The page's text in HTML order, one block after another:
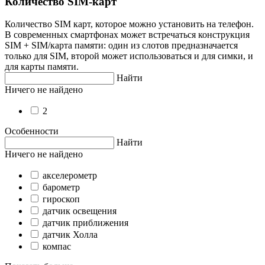
Количество SIM карт, которое можно установить на телефон.
В современных смартфонах может встречаться конструкция
SIM + SIM/карта памяти: один из слотов предназначается
только для SIM, второй может использоваться и для симки, и
для карты памяти.
Найти
Ничего не найдено
2
Особенности
Найти
Ничего не найдено
акселерометр
барометр
гироскоп
датчик освещения
датчик приближения
датчик Холла
компас